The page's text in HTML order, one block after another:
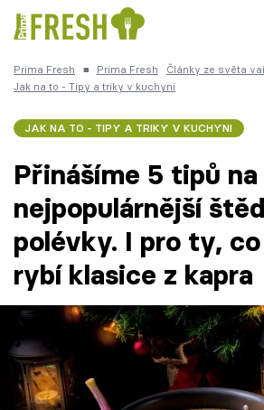
Trendy: Kuře Polévky k večeři
Česká kuchyně Čokoláda
Témata
Recepty
TV Program
Prima Fresh ■ Prima Fresh
Články ze světa
Jak na to - Tipy a triky v kuchyni
JAK NA TO - TIPY A TRIKY V KUCHYNI
Přinášíme 5 tipů na
nejpopulárnější
polévky. I pro ty,
rybí klasice z kapra